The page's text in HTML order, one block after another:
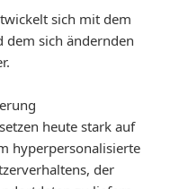
sich mit dem
dem sich ändernden
heute stark auf
hyperpersonalisierte
der